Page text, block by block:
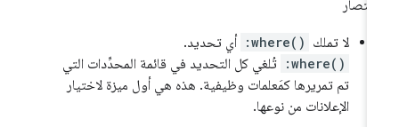
لا تملك :where() أي تحديد.
:where() تُلغي كل التحديد في قائمة المحدِّدات التي
تم تمريرها كمَعلمات وظيفية. هذه هي أول ميزة لاختيار
الإعلانات من نوعها.